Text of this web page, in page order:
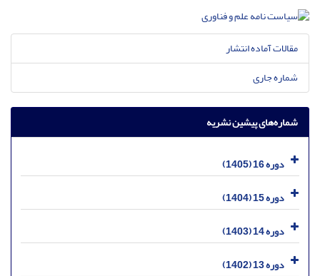
مقالات آماده انتشار
شماره جاری
شماره‌های پیشین نشریه
دوره 16 (1405)
دوره 15 (1404)
دوره 14 (1403)
دوره 13 (1402)